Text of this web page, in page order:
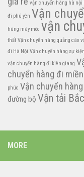
vận chuyển hàng hà nội
đi phú yên Vận
hàng máy móc vận
thất Vận chuyển hàng quảng cáo
đi Hà Nội Vận chuyển hàng sự kiện
vận chuyển hàng đi kiên giang
chuyển hàng đi
phúc Vận chuyển
đường bộ Vận tải
MORE